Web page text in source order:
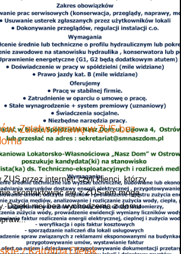
Załatw sprawę w ZUS bez
ZUS przez internet, czyli klienci, którzy
skontaktować się z ZUS-em mogą
Dzięki niej bez wychodzenia z domu